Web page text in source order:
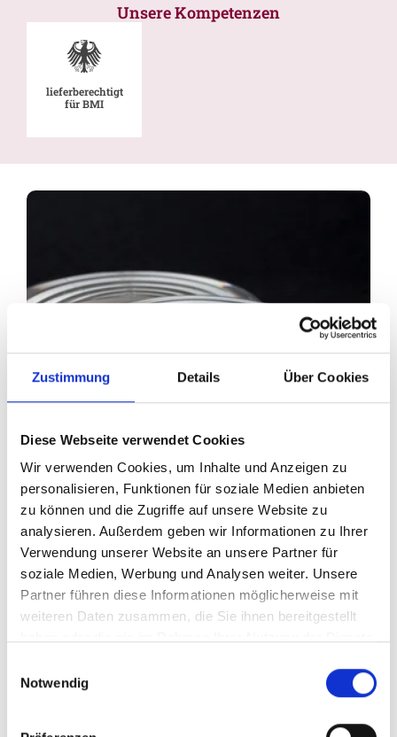
Zustimmung Details Über Cookies
Diese Webseite verwendet Cookies
Wir verwenden Cookies, um Inhalte und Anzeigen zu
personalisieren, Funktionen für soziale Medien anbieten
zu können und die Zugriffe auf unsere Website zu
analysieren. Außerdem geben wir Informationen zu Ihrer
Verwendung unserer Website an unsere Partner für
soziale Medien, Werbung und Analysen weiter. Unsere
Partner führen diese Informationen möglicherweise mit
weiteren Daten zusammen, die Sie ihnen bereitgestellt
Notwendig
Unsere Kompetenzen
lieferberechtigt
für BMI
Ihr Partner für optimales
Sehen in Eckental
Als erster Ansprechpartner für das gute Sehen sind wir
ästhetisch perfekt auf Ihre individuellen Wünsche und
Bedürfnisse angepasste Sehhilfe kümmern. Wir sind
auch oft die Ersten, die eventuelle Auffälligkeiten am